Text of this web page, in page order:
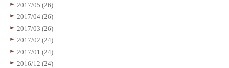
2017/05 (26)
2017/04 (26)
2017/03 (26)
2017/02 (24)
2017/01 (24)
2016/12 (24)